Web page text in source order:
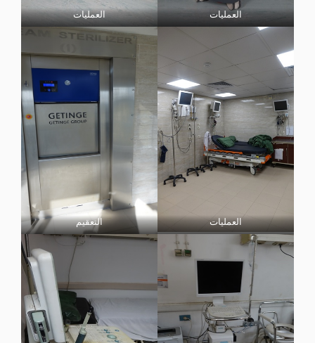
العمليات العمليات
العمليات التعقيم